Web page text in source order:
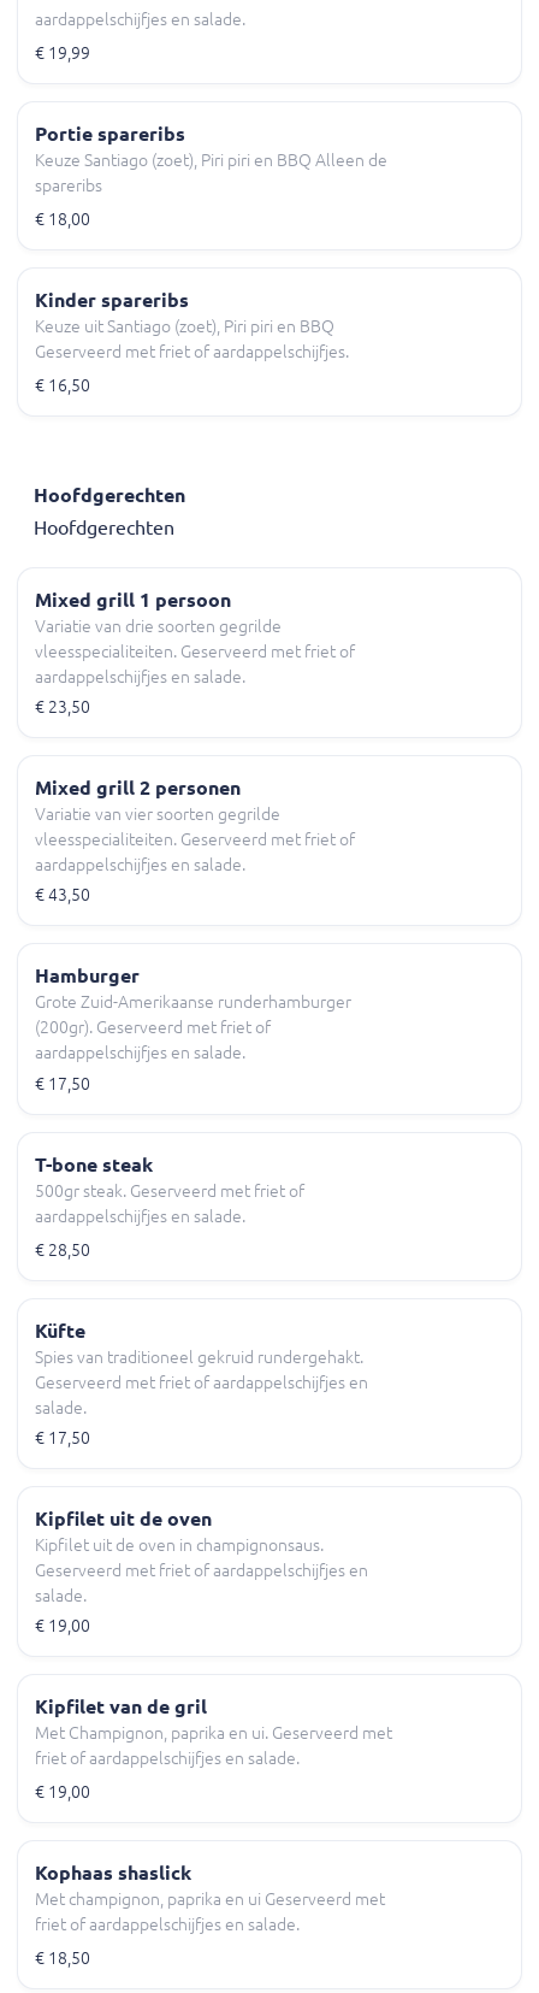
aardappelschijfjes en salade.
€ 19,99
Portie spareribs
Keuze Santiago (zoet), Piri piri en BBQ Alleen de
spareribs
€ 18,00
Kinder spareribs
Keuze uit Santiago (zoet), Piri piri en BBQ
Geserveerd met friet of aardappelschijfjes.
€ 16,50
Hoofdgerechten
Hoofdgerechten
Mixed grill 1 persoon
Variatie van drie soorten gegrilde
vleesspecialiteiten. Geserveerd met friet of
aardappelschijfjes en salade.
€ 23,50
Mixed grill 2 personen
Variatie van vier soorten gegrilde
vleesspecialiteiten. Geserveerd met friet of
aardappelschijfjes en salade.
€ 43,50
Hamburger
Grote Zuid-Amerikaanse runderhamburger
(200gr). Geserveerd met friet of
aardappelschijfjes en salade.
€ 17,50
T-bone steak
500gr steak. Geserveerd met friet of
aardappelschijfjes en salade.
€ 28,50
Küfte
Spies van traditioneel gekruid rundergehakt.
Geserveerd met friet of aardappelschijfjes en
salade.
€ 17,50
Kipfilet uit de oven
Kipfilet uit de oven in champignonsaus.
Geserveerd met friet of aardappelschijfjes en
salade.
€ 19,00
Kipfilet van de gril
Met Champignon, paprika en ui. Geserveerd met
friet of aardappelschijfjes en salade.
€ 19,00
Kophaas shaslick
Met champignon, paprika en ui Geserveerd met
friet of aardappelschijfjes en salade.
€ 18,50